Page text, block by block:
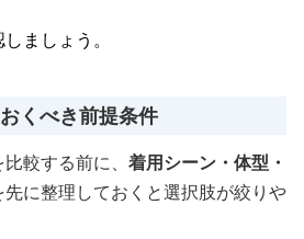
ましょう。
くべき前提条件
較する前に、 着用シーン・体型・
先に整理しておくと選択肢が絞りや